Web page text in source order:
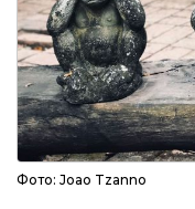
Фото: Joao Tzanno